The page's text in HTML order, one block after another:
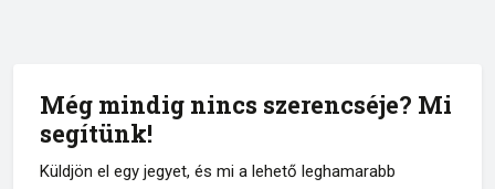
Még mindig nincs szerencséje? Mi
segítünk!
Küldjön el egy jegyet, és mi a lehető leghamarabb